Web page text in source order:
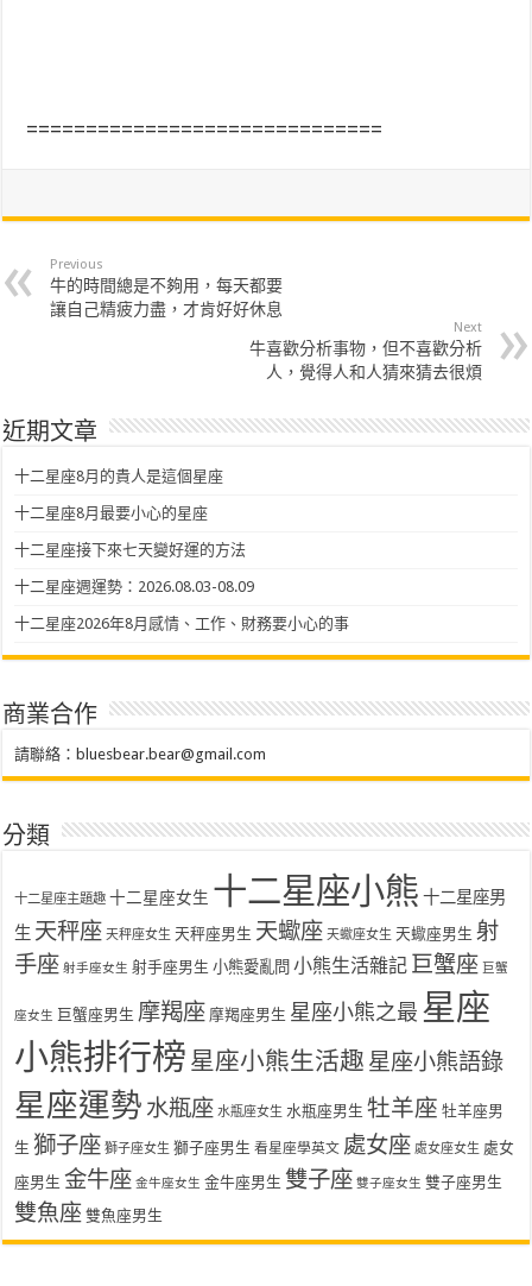
==============================
Previous
牛的時間總是不夠用，每天都要
讓自己精疲力盡，才肯好好休息
Next
牛喜歡分析事物，但不喜歡分析
人，覺得人和人猜來猜去很煩
近期文章
十二星座8月的貴人是這個星座
十二星座8月最要小心的星座
十二星座接下來七天變好運的方法
十二星座週運勢：2026.08.03-08.09
十二星座2026年8月感情、工作、財務要小心的事
商業合作
請聯絡： bluesbear.bear@gmail.com
分類
十二星座主題趣 十二星座女生 十二星座小熊 十二星座男
生 天秤座 天秤座女生 天秤座男生 天蠍座 天蠍座女生 天蠍座男生 射
手座 射手座女生 射手座男生 小熊愛亂問 小熊生活雜記 巨蟹座 巨蟹
座女生 巨蟹座男生 摩羯座 摩羯座男生 星座小熊之最 星座
小熊排行榜 星座小熊生活趣 星座小熊語錄
星座運勢 水瓶座 水瓶座女生 水瓶座男生 牡羊座 牡羊座男
生 獅子座 獅子座女生 獅子座男生 看星座學英文 處女座 處女座女生 處女
座男生 金牛座 金牛座女生 金牛座男生 雙子座 雙子座女生 雙子座男生
雙魚座 雙魚座男生